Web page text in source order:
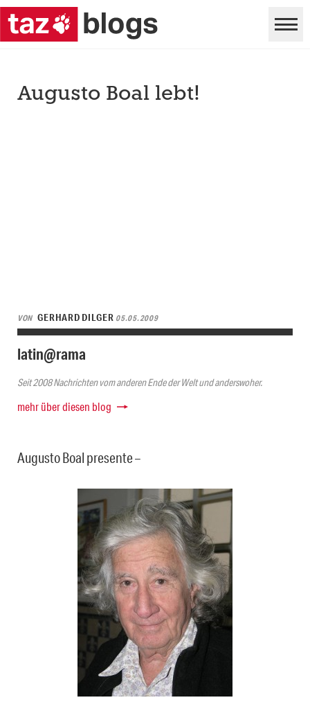
Augusto Boal lebt!
VON GERHARD DILGER 05.05.2009
latin@rama
Seit 2008 Nachrichten vom anderen Ende der Welt und anderswoher.
mehr über diesen blog
Augusto Boal presente –